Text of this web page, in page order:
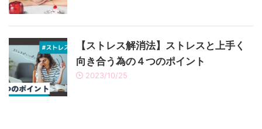
【ストレス解消法】ストレスと上手く
向き合う為の４つのポイント
2023/10/25